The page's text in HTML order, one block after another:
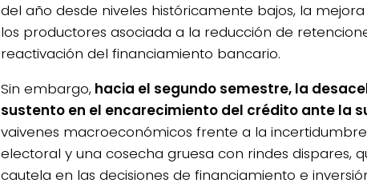
del año desde niveles históricamente bajos, la
los productores asociada a la reducción de
reactivación del financiamiento bancario.
Sin embargo, hacia el segundo semestre, la
sustento en el encarecimiento del crédito ante la
vaivenes macroeconómicos frente a la
electoral y una cosecha gruesa con rindes dispares,
cautela en las decisiones de financiamiento e